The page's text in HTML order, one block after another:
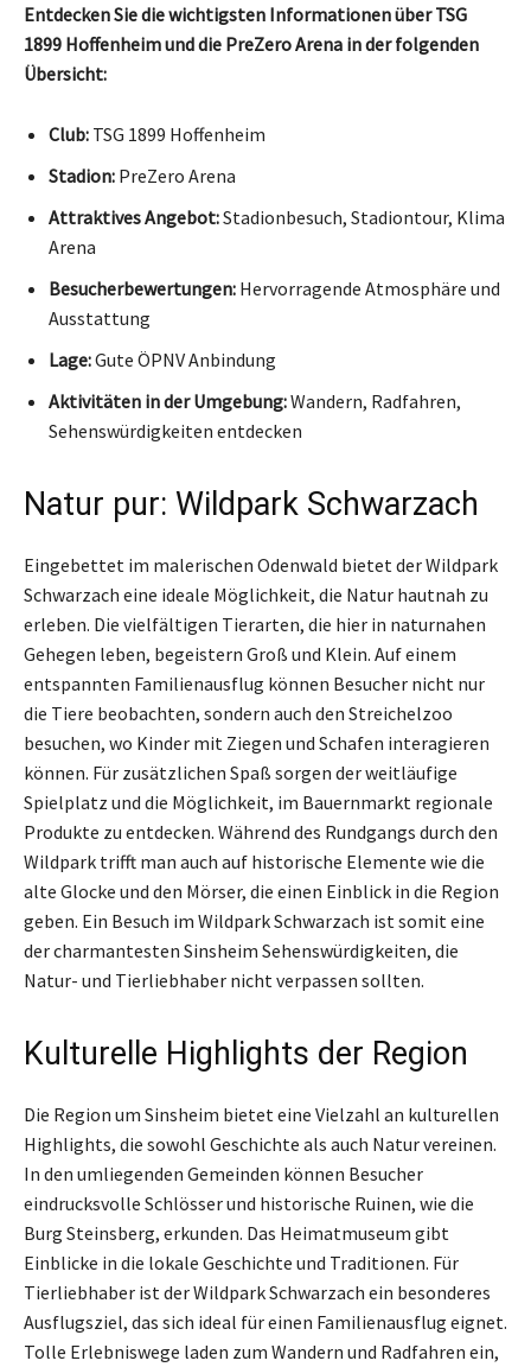
Entdecken Sie die wichtigsten Informationen über TSG
1899 Hoffenheim und die PreZero Arena in der folgenden
Übersicht:
Club: TSG 1899 Hoffenheim
Stadion: PreZero Arena
Attraktives Angebot:Stadionbesuch, Stadiontour, Klima
Arena
Besucherbewertungen: Hervorragende Atmosphäre und
Ausstattung
Lage:Gute ÖPNV Anbindung
Aktivitäten in der Umgebung:Wandern, Radfahren,
Sehenswürdigkeiten entdecken
Natur pur: Wildpark Schwarzach
Eingebettet im malerischen Odenwald bietet der Wildpark
Schwarzach eine ideale Möglichkeit, die Natur hautnah zu
erleben. Die vielfältigen Tierarten, die hier in naturnahen
Gehegen leben, begeistern Groß und Klein. Auf einem
entspannten Familienausflug können Besucher nicht nur
die Tiere beobachten, sondern auch den Streichelzoo
besuchen, wo Kinder mit Ziegen und Schafen interagieren
können. Für zusätzlichen Spaß sorgen der weitläufige
Spielplatz und die Möglichkeit, im Bauernmarkt regionale
Produkte zu entdecken. Während des Rundgangs durch den
Wildpark trifft man auch auf historische Elemente wie die
alte Glocke und den Mörser, die einen Einblick in die Region
geben. Ein Besuch im Wildpark Schwarzach ist somit eine
der charmantesten Sinsheim Sehenswürdigkeiten, die
Natur- und Tierliebhaber nicht verpassen sollten.
Kulturelle Highlights der Region
Die Region um Sinsheim bietet eine Vielzahl an kulturellen
Highlights, die sowohl Geschichte als auch Natur vereinen.
In den umliegenden Gemeinden können Besucher
eindrucksvolle Schlösser und historische Ruinen, wie die
Burg Steinsberg, erkunden. Das Heimatmuseum gibt
Einblicke in die lokale Geschichte und Traditionen. Für
Tierliebhaber ist der Wildpark Schwarzach ein besonderes
Ausflugsziel, das sich ideal für einen Familienausflug eignet.
Tolle Erlebniswege laden zum Wandern und Radfahren ein,